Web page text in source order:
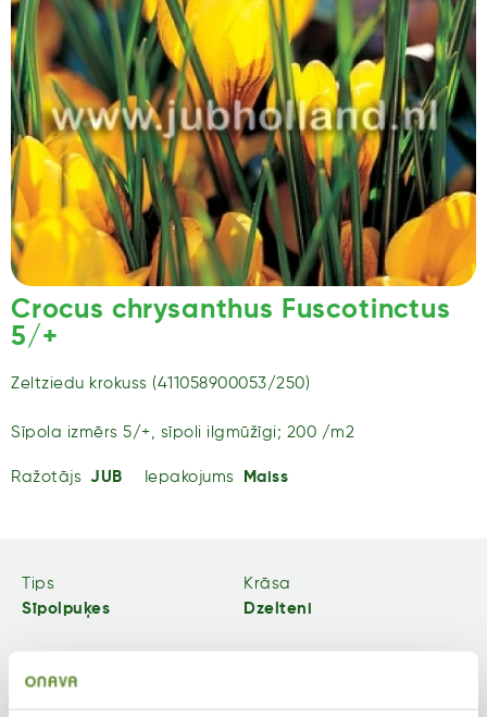
Crocus chrysanthus Fuscotinctus
5/+
Zeltziedu krokuss (411058900053/250)
Sīpola izmērs 5/+, sīpoli ilgmūžīgi; 200 /m2
Ražotājs JUB Iepakojums Maiss
Tips
Sīpolpuķes
Krāsa
Dzelteni
Vienkāršs